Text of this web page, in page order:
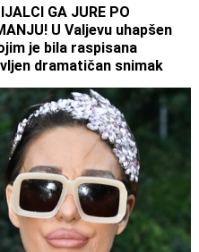
GA JURE PO
U Valjevu uhapšen
je bila raspisana
dramatičan snimak